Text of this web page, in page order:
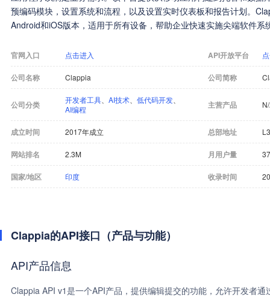
预编码模块，设置系统和流程，以及设置实时仪表板和报告计划。
Android和iOS版本，适用于所有设备，帮助企业快速实施尖端软件系
官网入口 点击进入 API开放平台
公司名称 Clappia 公司简称
公司分类 开发者工具 AI技术 低代码开发
AI编程
主营产品
成立时间 2017年成立 总部地址
网站排名 2.3M 月用户量
国家/地区 印度 收录时间
Clappia的API接口（产品与功能）
API产品信息
Clappia API v1是一个API产品，提供编辑提交的功能，允许开发者